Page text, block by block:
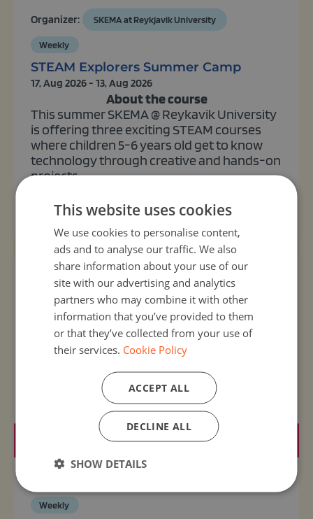
Organizer: SKEMA at Reykjavik University
Weekly
STEAM Explorers Summer Camp
17, Aug 2026 - 13, Aug 2026
About the course
This summer SKEMA @ Reykavik University
is offering three exciting STEAM courses
where children 5-6 years old get to know
technology through creative and hands-on
projects....
View activity
Weekly
This website uses cookies
We use cookies to personalise content,
ads and to analyse our traffic. We also
share information about your use of our
site with our advertising and analytics
partners who may combine it with other
information that you’ve provided to them
or that they’ve collected from your use of
their services. Cookie Policy
ACCEPT ALL
DECLINE ALL
SHOW DETAILS